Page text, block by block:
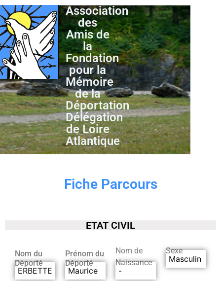
Association
des
Amis de
la
Fondation
pour la
Mémoire
de la
Déportation
Délégation
de Loire
Atlantique
Fiche Parcours
ETAT CIVIL
Nom du
Déporté
ERBETTE
Prénom du
Déporté
Maurice
Nom de
Naissance
-
Sexe
Masculin